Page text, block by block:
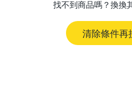
找不到商品嗎？換換
清除條件再